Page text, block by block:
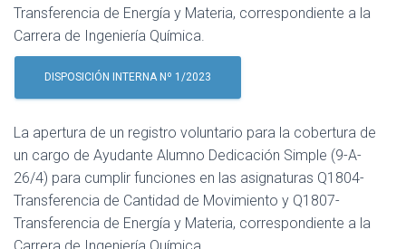
Transferencia de Energía y Materia, correspondiente a la
Carrera de Ingeniería Química.
DISPOSICIÓN INTERNA Nº 1/2023
La apertura de un registro voluntario para la cobertura de
un cargo de Ayudante Alumno Dedicación Simple (9-A-
26/4) para cumplir funciones en las asignaturas Q1804-
Transferencia de Cantidad de Movimiento y Q1807-
Transferencia de Energía y Materia, correspondiente a la